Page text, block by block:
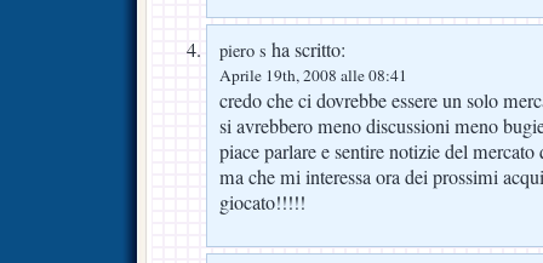
piero s ha scritto:
Aprile 19th, 2008 alle 08:41
credo che ci dovrebbe essere un solo
si avrebbero meno discussioni meno
piace parlare e sentire notizie del
ma che mi interessa ora dei prossimi
giocato!!!!!